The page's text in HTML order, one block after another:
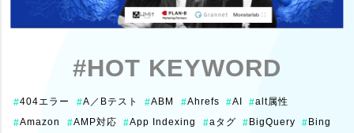
#HOT KEYWORD
#404エラー #A／Bテスト #ABM #Ahrefs #AI #alt属性
#Amazon #AMP対応 #App Indexing #aタグ # BigQuery # Bing